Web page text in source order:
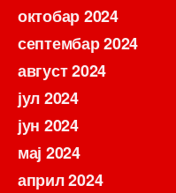
октобар 2024
септембар 2024
август 2024
јул 2024
јун 2024
мај 2024
април 2024